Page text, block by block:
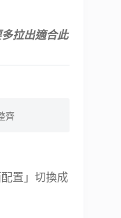
拉出適合此
齊
置」切換成